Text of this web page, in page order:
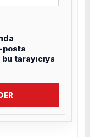
posta
tarayıcıya